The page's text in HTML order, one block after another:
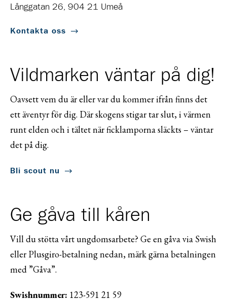
Långgatan 26, 904 21 Umeå
Kontakta oss
Vildmarken väntar på dig!
Oavsett vem du är eller var du kommer ifrån finns det
ett äventyr för dig. Där skogens stigar tar slut, i värmen
runt elden och i tältet när ficklamporna släckts – väntar
det på dig.
Bli scout nu
Ge gåva till kåren
Vill du stötta vårt ungdomsarbete? Ge en gåva via Swish
eller Plusgiro-betalning nedan, märk gärna betalningen
med ”Gåva”.
Swishnummer: 123-591 21 59